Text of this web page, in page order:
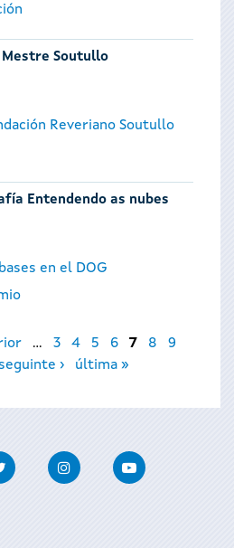
Mestre Soutullo
Reveriano Soutullo
Entendendo as nubes
en el DOG
… 3 4 5 6 7 8
9
seguinte › última »
Twitter InstagramYoutube